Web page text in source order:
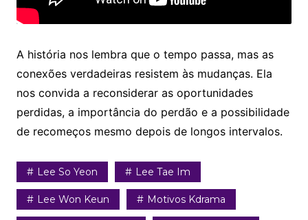
A história nos lembra que o tempo passa, mas as
conexões verdadeiras resistem às mudanças. Ela
nos convida a reconsiderar as oportunidades
perdidas, a importância do perdão e a possibilidade
de recomeços mesmo depois de longos intervalos.
Lee So Yeon Lee Tae Im
Lee Won Keun Motivos Kdrama